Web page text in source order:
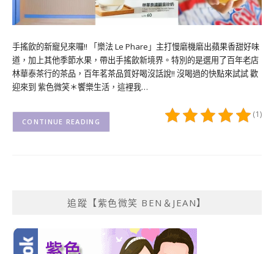
手搖飲的新寵兒來囉!! 「樂法 Le Phare」主打慢磨機磨出蘋果香甜好味
道，加上其他季節水果，帶出手搖飲新境界。特別的是選用了百年老店
林華泰茶行的茶品，百年茗茶品質好喝沒話說!! 沒喝過的快點來試試 歡
迎來到 紫色微笑＊饗樂生活，這裡我…
(1)
CONTINUE READING
追蹤【紫色微笑 BEN＆JEAN】